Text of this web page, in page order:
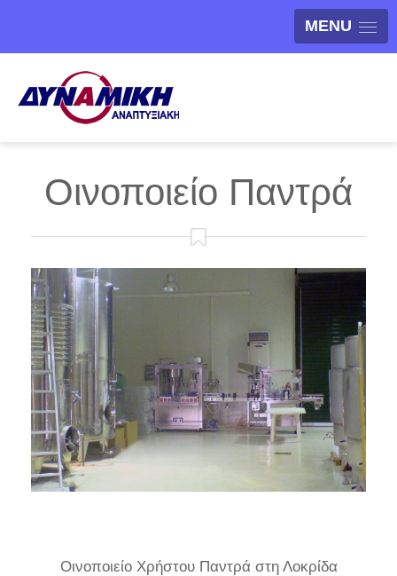
MENU
Οινοποιείο Παντρά
Οινοποιείο Χρήστου Παντρά στη Λοκρίδα